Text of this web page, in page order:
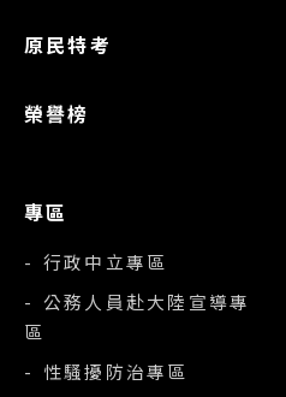
原民特考
榮譽榜
專區
- 行政中立專區
- 公務人員赴大陸宣導專
區
- 性騷擾防治專區